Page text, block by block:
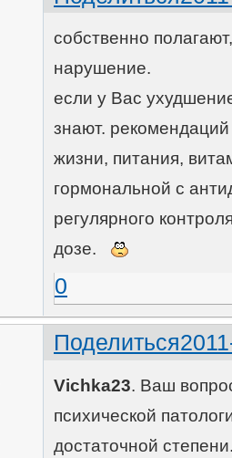
собственно
нарушение.
если у Вас
знают.
жизни, питания,
гормональной с
регулярного
дозе.
0
Поделиться
Vichka23. Ваш
психической
достаточной